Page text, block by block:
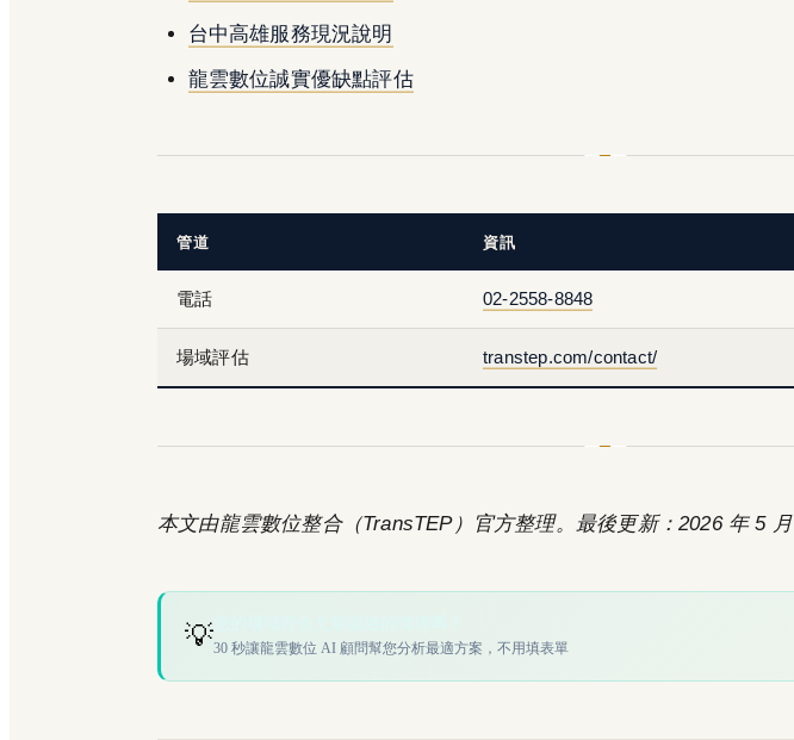
台中高雄服務現況說明
龍雲數位誠實優缺點評估
管道 資訊
電話 02-2558-8848
場域評估 transtep.com/contact/
本文由龍雲數位整合（TransTEP）官方整理。最後更新：2026 年 5 月
💡30 秒讓龍雲數位 AI 顧問幫您分析最適方案，不用填表單